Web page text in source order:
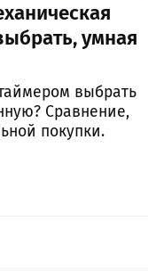
умная
выбрать
Сравнение,
покупки.